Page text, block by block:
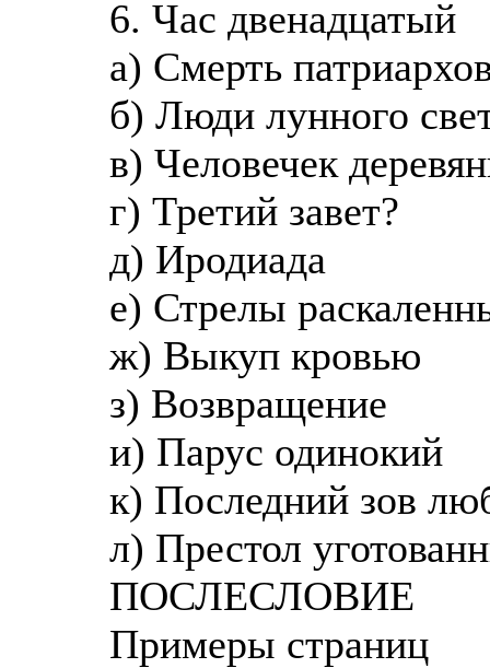
6. Час двенадцатый
а) Смерть
б) Люди лунного
в) Человечек
г) Третий завет?
д) Иродиада
е) Стрелы
ж) Выкуп кровью
з) Возвращение
и) Парус одинокий
к) Последний зов
л) Престол
ПОСЛЕСЛОВИЕ
Примеры страниц